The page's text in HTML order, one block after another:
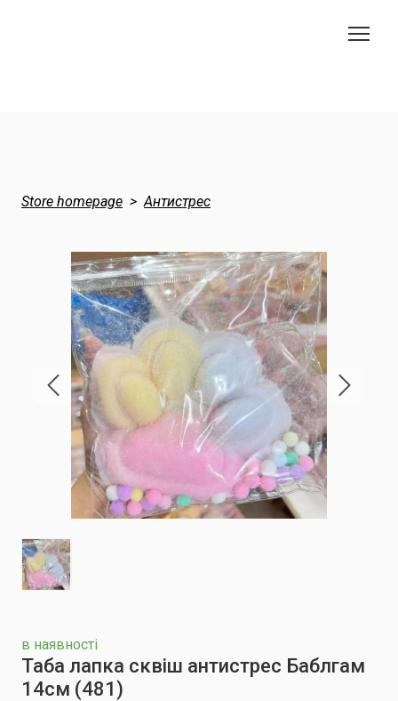
Store homepage Антистрес
в наявності
Таба лапка сквіш антистрес Баблгам
14см (481)